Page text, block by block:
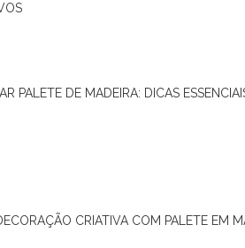
PALETE DE MADEIRA: DICAS
DECORAÇÃO CRIATIVA COM PALETE EM